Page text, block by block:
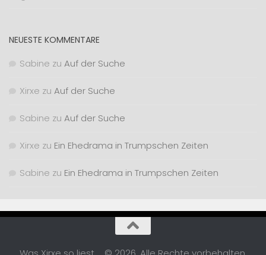
NEUESTE KOMMENTARE
Sabine zu Auf der Suche
Xirxe zu Auf der Suche
Sabine zu Auf der Suche
Xirxe zu Ein Ehedrama in Trumpschen Zeiten
Sabine zu Ein Ehedrama in Trumpschen Zeiten